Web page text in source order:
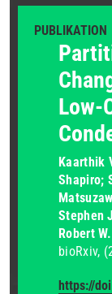
PUBLIKATION
Low-
Kaarthik
Shapiro;
Stephen
Robert
bioRxiv
https://